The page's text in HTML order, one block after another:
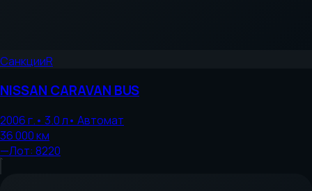
СанкцииR
NISSAN CARAVAN BUS
2006г.• 3.0л• Автомат
36 000км
—Лот: 8220